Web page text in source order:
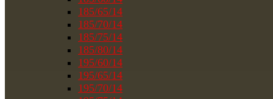
185/65/14
185/70/14
185/75/14
185/80/14
195/60/14
195/65/14
195/70/14